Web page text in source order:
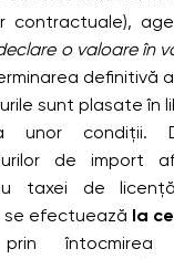
contractuale),
o valoare în
definitivă
sunt plasate în
unor condiții.
de import
taxei de
se efectuează la
întocmirea